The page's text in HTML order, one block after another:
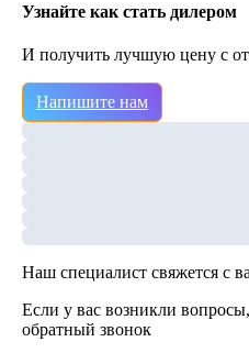
Узнайте как стать дилером
И получить лучшую цену с
Напишите нам
Наш специалист свяжется с
Если у вас возникли
обратный звонок